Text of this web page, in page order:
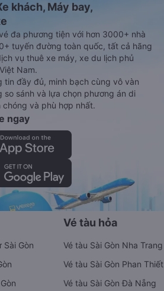
khách, Máy bay,
đa phương tiện với hơn 3000+ nhà
tuyến đường toàn quốc, tất cả hãng
vụ thuê xe máy, xe du lịch phủ
Nam.
tin đầy đủ, minh bạch cùng vô vàn
sánh và lựa chọn phương án di
và phù hợp nhất.
ngay
Sài Gòn
Vé tàu hỏa
Vé tàu Sài Gòn Nha Trang
Vé tàu Sài Gòn Phan Thiết
Vé tàu Sài Gòn Đà Nẵng